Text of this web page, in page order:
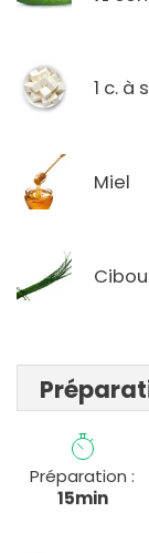
1 c. à
Miel
Préparation :
15min